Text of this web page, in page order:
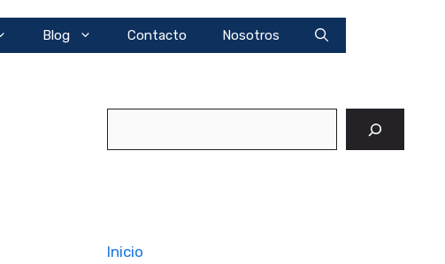
Blog Contacto Nosotros
Inicio